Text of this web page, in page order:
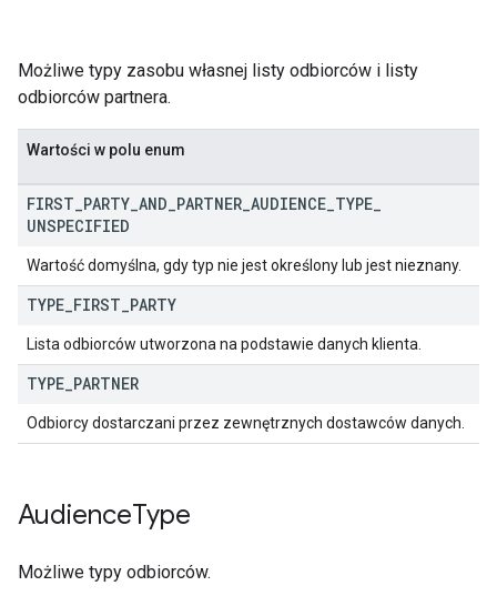
Możliwe typy zasobu własnej listy odbiorców i listy
odbiorców partnera.
Wartości w polu enum
FIRST PARTY AND PARTNER AUDIENCE TYPE
UNSPECIFIED
Wartość domyślna, gdy typ nie jest określony lub jest nieznany.
TYPE FIRST PARTY
Lista odbiorców utworzona na podstawie danych klienta.
TYPE PARTNER
Odbiorcy dostarczani przez zewnętrznych dostawców danych.
AudienceType
Możliwe typy odbiorców.